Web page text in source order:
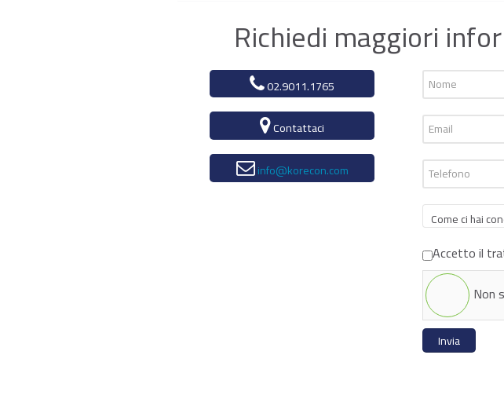
Richiedi maggiori
02.9011.1765
Contattaci
info@korecon.com
Accetto il
Non
Invia